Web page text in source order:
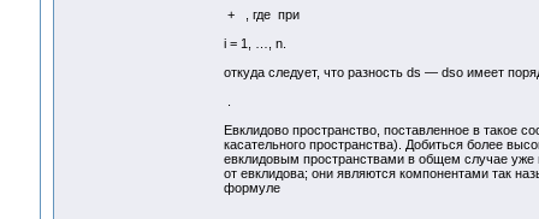
+ , где при
i = 1, …, n.
откуда следует, что разность ds — dso имеет
Евклидово пространство, поставленное в такое
касательного пространства). Добиться более
евклидовым пространствами в общем случае
от евклидова; они являются компонентами так
формуле